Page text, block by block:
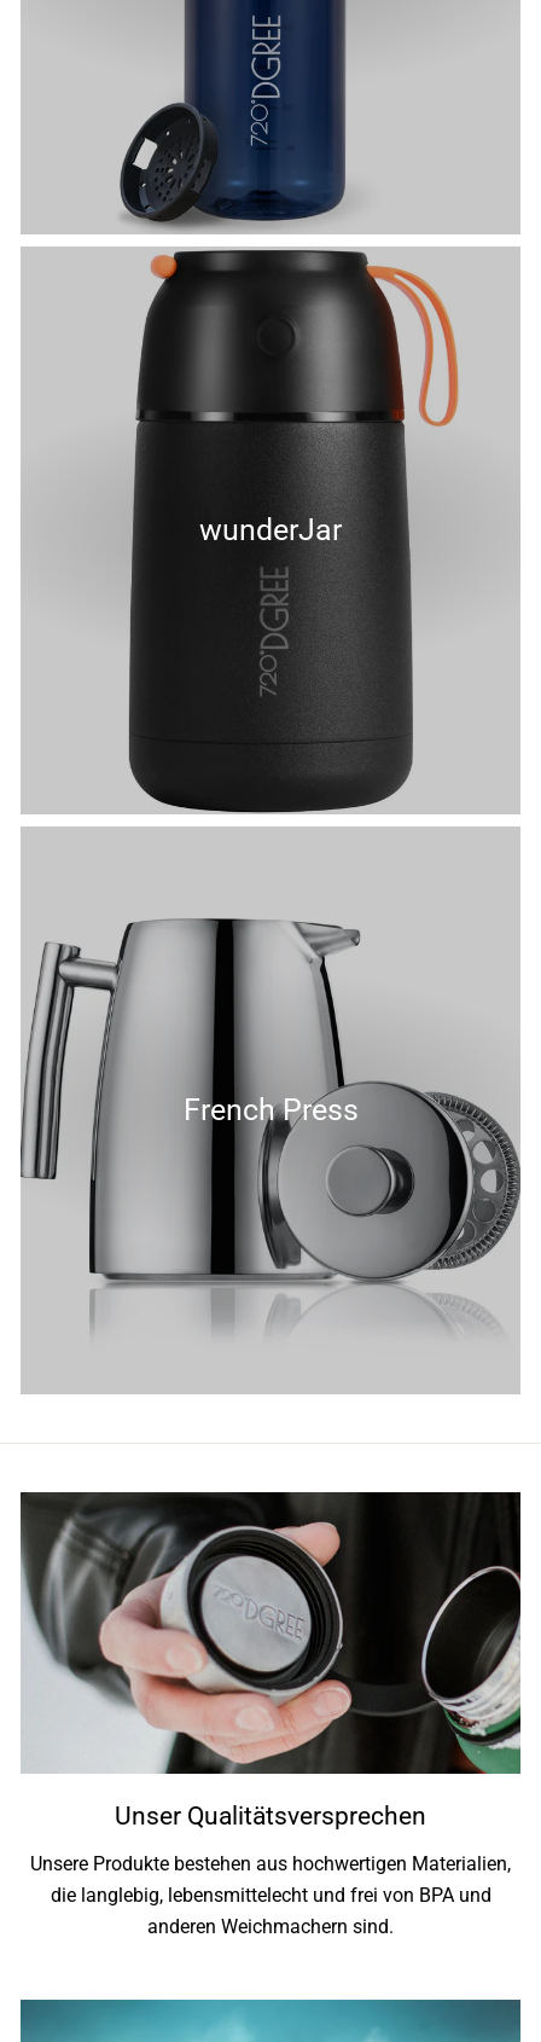
wunderJar
French Press
Unser Qualitätsversprechen
Unsere Produkte bestehen aus hochwertigen Materialien,
die langlebig, lebensmittelecht und frei von BPA und
anderen Weichmachern sind.